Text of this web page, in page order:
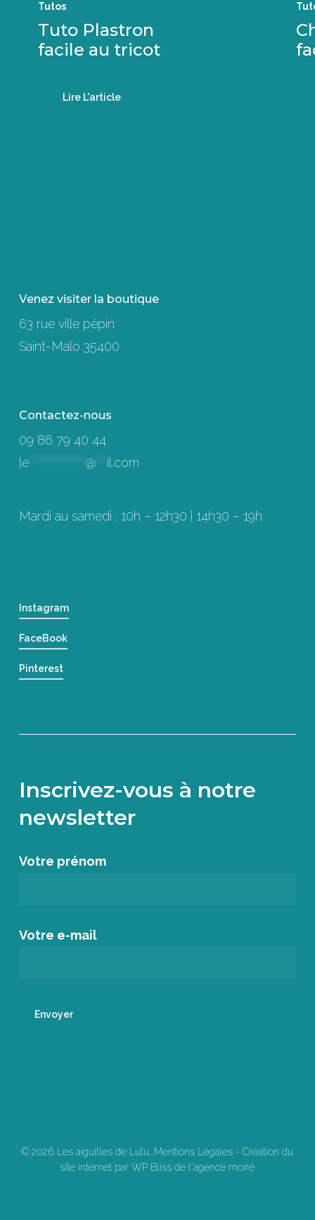
Tutos
Tuto Plastron
facile au tricot
Lire L'article
Venez visiter la boutique
63 rue ville pépin
Saint-Malo 35400
Contactez-nous
09 86 79 40 44
le**************** @ il.com
Mardi au samedi : 10h – 12h30 | 14h30 – 19h
Instagram
FaceBook
Pinterest
Inscrivez-vous à notre
newsletter
Votre prénom
Votre e-mail
© 2026 Les aiguilles de Lulu. Mentions Légales -Création du
site internet par WP Bliss de l'agence moiré